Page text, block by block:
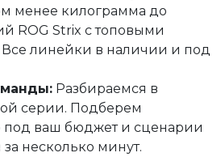
менее килограмма до
ROG Strix с топовыми
линейки в наличии и под
Разбираемся в
серии. Подберем
ваш бюджет и сценарии
несколько минут.